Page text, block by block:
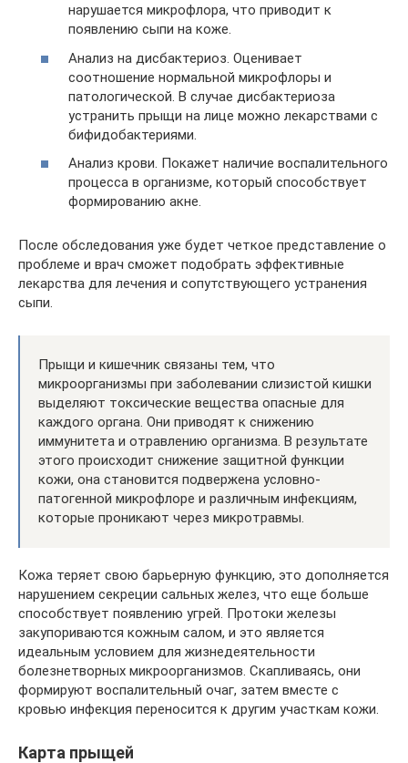
нарушается микрофлора, что приводит к
появлению сыпи на коже.
Анализ на дисбактериоз. Оценивает
соотношение нормальной микрофлоры и
патологической. В случае дисбактериоза
устранить прыщи на лице можно лекарствами с
бифидобактериями.
Анализ крови. Покажет наличие воспалительного
процесса в организме, который способствует
формированию акне.
После обследования уже будет четкое представление о
проблеме и врач сможет подобрать эффективные
лекарства для лечения и сопутствующего устранения
сыпи.
Прыщи и кишечник связаны тем, что
микроорганизмы при заболевании слизистой кишки
выделяют токсические вещества опасные для
каждого органа. Они приводят к снижению
иммунитета и отравлению организма. В результате
этого происходит снижение защитной функции
кожи, она становится подвержена условно-
патогенной микрофлоре и различным инфекциям,
которые проникают через микротравмы.
Кожа теряет свою барьерную функцию, это дополняется
нарушением секреции сальных желез, что еще больше
способствует появлению угрей. Протоки железы
закупориваются кожным салом, и это является
идеальным условием для жизнедеятельности
болезнетворных микроорганизмов. Скапливаясь, они
формируют воспалительный очаг, затем вместе с
кровью инфекция переносится к другим участкам кожи.
Карта прыщей